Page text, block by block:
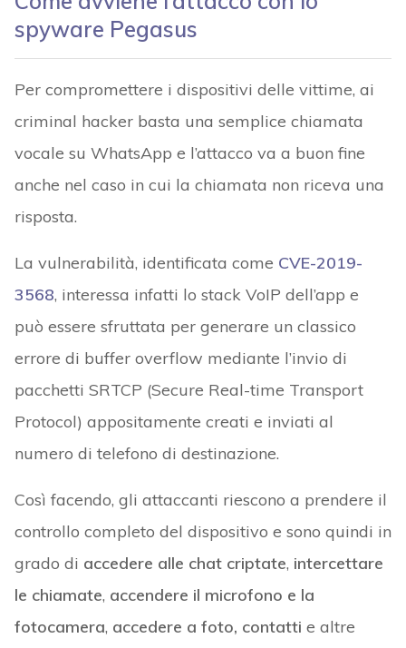
spyware Pegasus
Per compromettere i dispositivi delle vittime, ai
criminal hacker basta una semplice chiamata
vocale su WhatsApp e l’attacco va a buon fine
anche nel caso in cui la chiamata non riceva una
risposta.
La vulnerabilità, identificata come CVE-2019-
3568, interessa infatti lo stack VoIP dell’app e
può essere sfruttata per generare un classico
errore di buffer overflow mediante l’invio di
pacchetti SRTCP (Secure Real-time Transport
Protocol) appositamente creati e inviati al
numero di telefono di destinazione.
Così facendo, gli attaccanti riescono a prendere il
controllo completo del dispositivo e sono quindi in
grado di accedere alle chat criptate, intercettare
le chiamate, accendere il microfono e la
fotocamera, accedere a foto, contatti e altre